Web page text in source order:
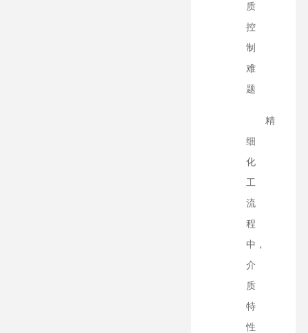
质
控
制
难
题
精
细
化
工
流
程
中，
介
质
特
性